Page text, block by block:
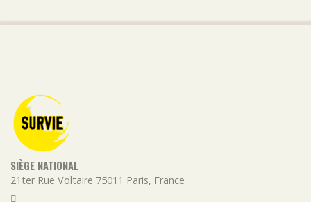
SIÈGE NATIONAL
21ter Rue Voltaire 75011 Paris, France